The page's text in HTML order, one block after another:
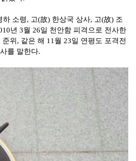
하 소령, 고(故) 한상국 상사, 고(故) 조
년 3월 26일 천안함 피격으로 전사한
준위 , 같은 해 11 월 23일 연평도 포격전
를 말한다.